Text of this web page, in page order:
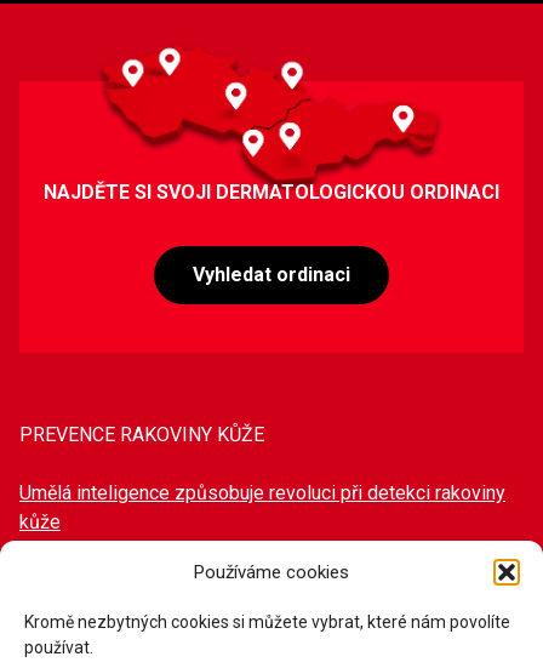
Používáme cookies
Kromě nezbytných cookies si můžete vybrat, které nám povolíte
používat.
PREVENCE RAKOVINY KŮŽE
Umělá inteligence způsobuje revoluci při detekci rakoviny
kůže
Mýty a fakta v ochraně proti slunci
Příběh paní Veroniky
NAJDĚTE SI SVOJI DERMATOLOGICKOU ORDINACI
Vyhledat ordinaci